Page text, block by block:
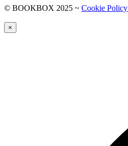
© BOOKBOX 2025 ~ Cookie Policy
×